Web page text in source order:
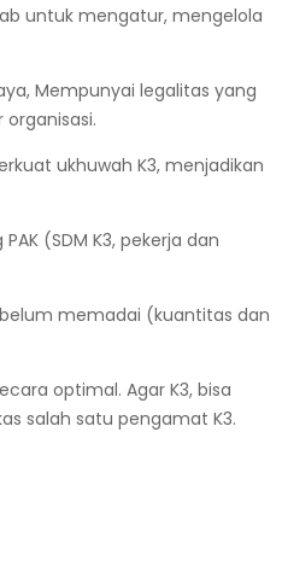
untuk mengatur, mengelola
Mempunyai legalitas yang
ukhuwah K3, menjadikan
(SDM K3, pekerja dan
memadai (kuantitas dan
optimal. Agar K3, bisa
salah satu pengamat K3.